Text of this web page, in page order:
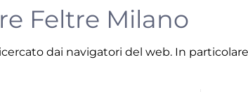
Feltre Milano
dai navigatori del web. In